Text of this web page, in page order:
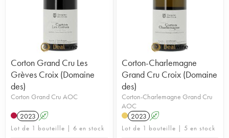
Corton Grand Cru Les
Grèves Croix (Domaine
des)
Corton Grand Cru AOC
2023 A
Lot de 1 bouteille | 6 en stock
Corton-Charlemagne
Grand Cru Croix (Domaine
des)
Corton-Charlemagne Grand Cru
AOC
2023 A
Lot de 1 bouteille | 5 en stock